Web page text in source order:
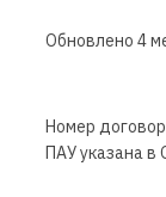
Обновлено 4
Номер
ПАУ указана